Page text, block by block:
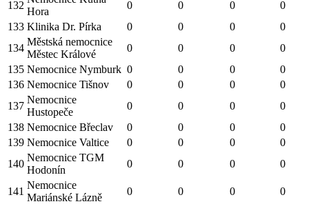
132
Hora
0 0 0
0
133 Klinika Dr. Pírka 0 0 0
0
134
Městská nemocnice
Městec Králové
0 0 0
0
135 Nemocnice Nymburk 0 0 0
0
136 Nemocnice Tišnov 0 0 0
0
137
Nemocnice
Hustopeče
0 0 0
0
138 Nemocnice Břeclav 0 0 0
0
139 Nemocnice Valtice 0 0 0
0
140
Nemocnice TGM
Hodonín
0 0 0 0
141
Nemocnice
Mariánské Lázně
0 0 0 0